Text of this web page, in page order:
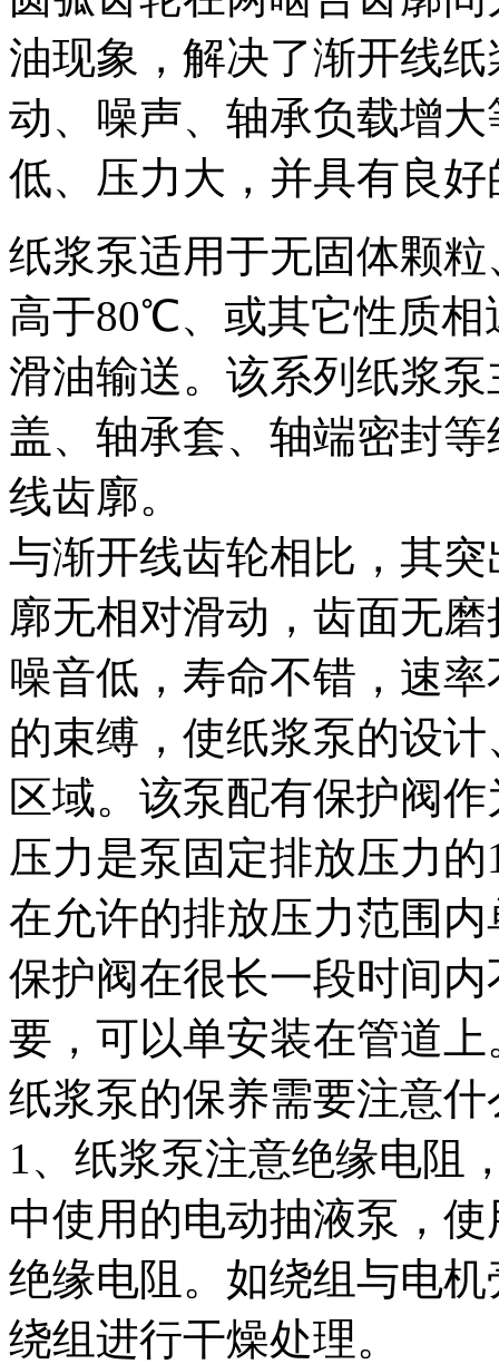
油现象，解决了渐开线
动、噪声、轴承负载增
低、压力大，并具有良
纸浆泵适用于无固体颗
高于80℃、或其它性质相
滑油输送。该系列纸浆
盖、轴承套、轴端密封
线齿廓。
与渐开线齿轮相比，其
廓无相对滑动，齿面无
噪音低，寿命不错，速
的束缚，使纸浆泵的设
区域。该泵配有保护阀
压力是泵固定排放压力
在允许的排放压力范围
保护阀在很长一段时间
要，可以单安装在管道上
纸浆泵的保养需要注意什
1、纸浆泵注意绝缘电阻
中使用的电动抽液泵，
绝缘电阻。如绕组与电
绕组进行干燥处理。